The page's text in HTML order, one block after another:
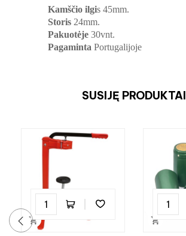
Kamščio ilgis 45mm.
Storis 24mm.
Pakuotėje 30vnt.
Pagaminta Portugalijoje
SUSIJĘ PRODUKTAI
 